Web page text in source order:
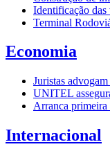
Identificação
Terminal
Economia
Juristas
UNITEL
Arranca primeira
Internacional